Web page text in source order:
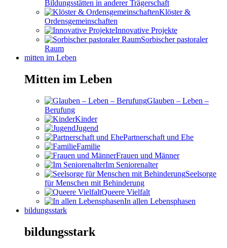
Bildungsstätten in anderer Trägerschaft
Klöster &
Ordensgemeinschaften
Innovative Projekte
Sorbischer pastoraler
Raum
mitten im Leben
Mitten im Leben
Glauben – Leben –
Berufung
Kinder
Jugend
Partnerschaft und Ehe
Familie
Frauen und Männer
Im Seniorenalter
Seelsorge
für Menschen mit Behinderung
Queere Vielfalt
In allen Lebensphasen
bildungsstark
bildungsstark